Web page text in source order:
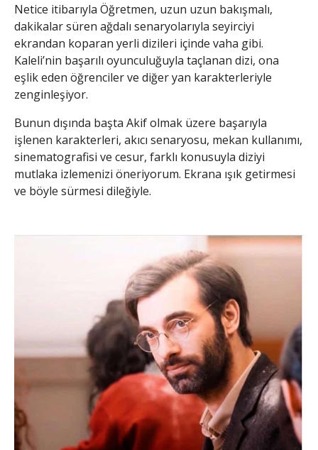
Netice itibarıyla Öğretmen, uzun uzun bakışmalı,
dakikalar süren ağdalı senaryolarıyla seyirciyi
ekrandan koparan yerli dizileri içinde vaha gibi.
Kaleli’nin başarılı oyunculuğuyla taçlanan dizi, ona
eşlik eden öğrenciler ve diğer yan karakterleriyle
zenginleşiyor.
Bunun dışında başta Akif olmak üzere başarıyla
işlenen karakterleri, akıcı senaryosu, mekan kullanımı,
sinematografisi ve cesur, farklı konusuyla diziyi
mutlaka izlemenizi öneriyorum. Ekrana ışık getirmesi
ve böyle sürmesi dileğiyle.